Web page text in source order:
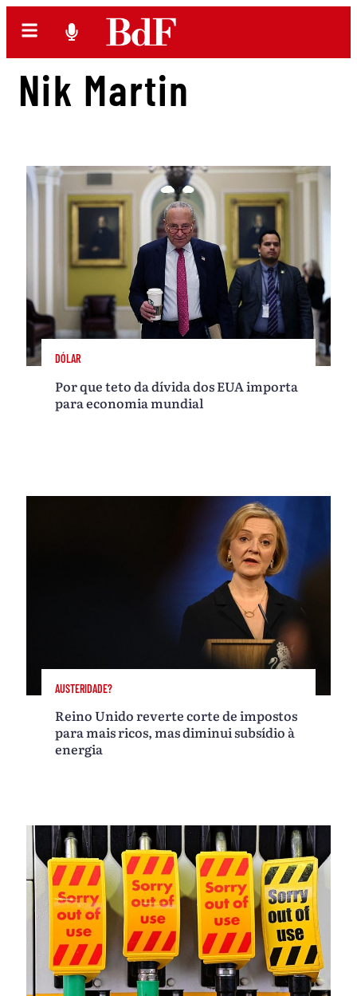
Nik Martin
DÓLAR
Por que teto da dívida dos EUA importa
para economia mundial
AUSTERIDADE?
Reino Unido reverte corte de impostos
para mais ricos, mas diminui subsídio à
energia